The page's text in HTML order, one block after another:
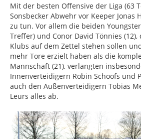
Mit der besten Offensive der Liga (63
Sonsbecker Abwehr vor Keeper Jonas
zu tun. Vor allem die beiden
Treffer) und Conor David Tönnies
Klubs auf dem Zettel stehen sollen
mehr Tore erzielt haben als die
Mannschaft (21), verlangten
Innenverteidigern Robin Schoofs und
auch den Außenverteidigern Tobias
Leurs alles ab.